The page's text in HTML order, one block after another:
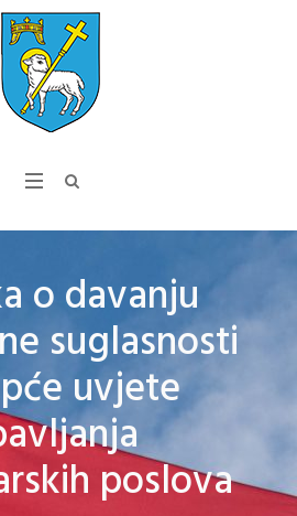
o davanju
suglasnosti
uvjete
poslova